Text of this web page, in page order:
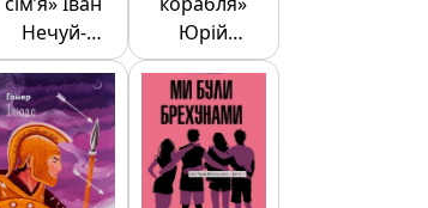
Нечуй-
Левицький
Юрій
Яновський